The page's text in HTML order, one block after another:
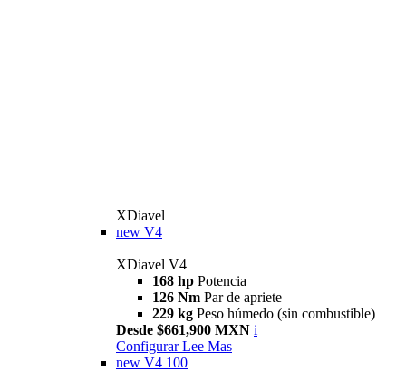
XDiavel
new V4
XDiavel V4
168 hp Potencia
126 Nm Par de apriete
229 kg Peso húmedo (sin combustible)
Desde $661,900 MXN i
Configurar Lee Mas
new V4 100